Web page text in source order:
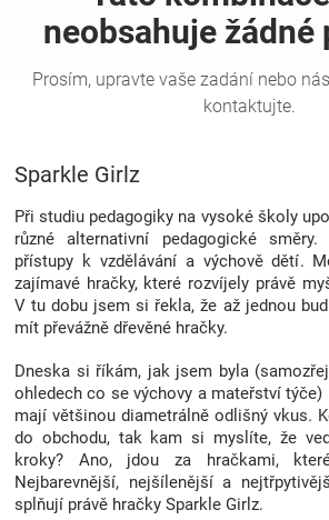
zábava
pro
děti
oblečení
Novinky
Sparkle Girlz
Při studiu pedagogiky na vysoké školy
různé alternativní pedagogické
přístupy k vzdělávání a výchově dětí.
zajímavé hračky, které rozvíjely právě
V tu dobu jsem si řekla, že až jednou
mít převážně dřevěné hračky.
Dneska si říkám, jak jsem byla
ohledech co se výchovy a mateřství
mají většinou diametrálně odlišný vkus.
do obchodu, tak kam si myslíte, že
kroky? Ano, jdou za hračkami,
Nejbarevnější, nejšílenější a
splňují právě hračky Sparkle Girlz.